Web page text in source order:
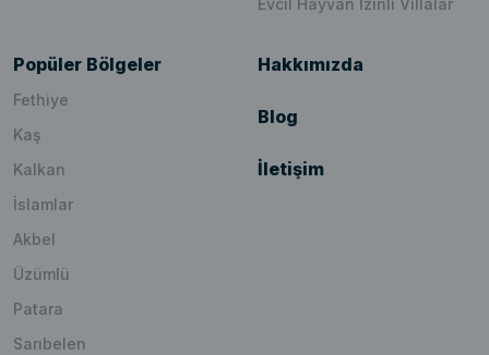
Evcil Hayvan İzinli Villalar
Popüler Bölgeler
Fethiye
Kaş
Kalkan
İslamlar
Akbel
Üzümlü
Patara
Sarıbelen
Hakkımızda
Blog
İletişim